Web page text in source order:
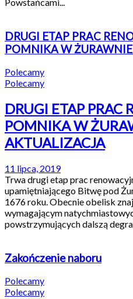
DRUGI ETAP PRAC
POMNIKA W
Polecamy
Polecamy
DRUGI ETAP PRAC
POMNIKA W
AKTUALIZACJA
11 lipca, 2019
Trwa drugi etap prac
upamiętniającego Bitwę pod
1676 roku. Obecnie obelisk
wymagającym
powstrzymujących dalszą
Zakończenie naboru
Polecamy
Polecamy